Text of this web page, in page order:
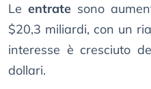
Leentrate sono
$20,3 miliardi, con un
interesse è cresciuto
dollari.